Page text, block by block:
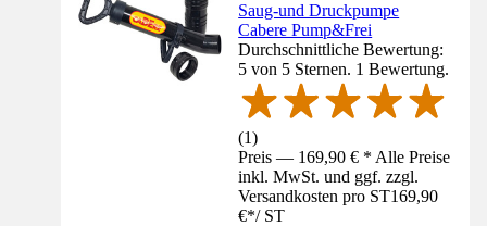
Saug-und Druckpumpe
Cabere Pump&Frei
Durchschnittliche Bewertung:
5 von 5 Sternen. 1 Bewertung.
(1)
Preis — 169,90 € * Alle Preise
inkl. MwSt. und ggf. zzgl.
Versandkosten pro ST169,90
€*/ ST